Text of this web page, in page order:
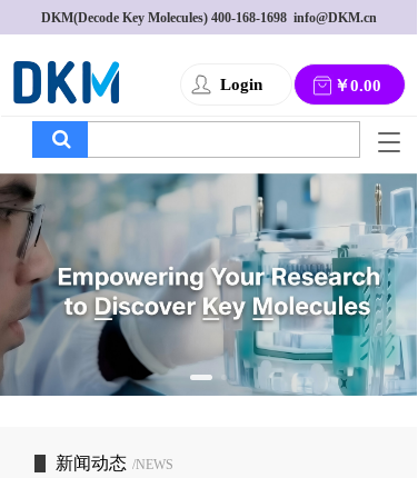
DKM(Decode Key Molecules) 400-168-1698
  info@DKM.cn
Login ￥0.00
T
g
l
e
n
a
v
i
g
a
新闻动态 /NEWS